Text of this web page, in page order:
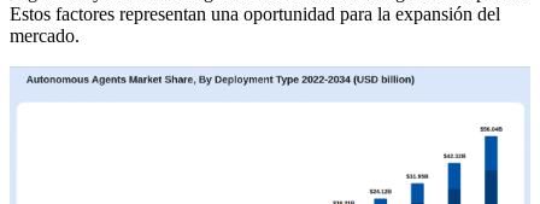
Estos factores representan una oportunidad para la expansión del
mercado.